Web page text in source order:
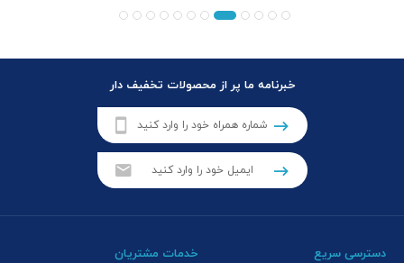
خبرنامه ما پر از محصولات تخفیف دار
دسترسی سریع خدمات مشتریان